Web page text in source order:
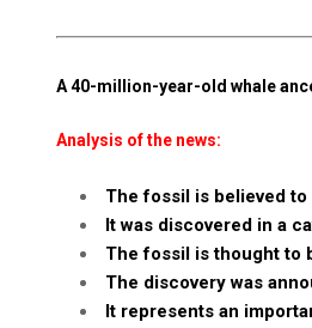
A 40-million-year-old whale
Analysis of the news:
The fossil is believed
It was discovered in a
The fossil is thought to
The discovery was
It represents an